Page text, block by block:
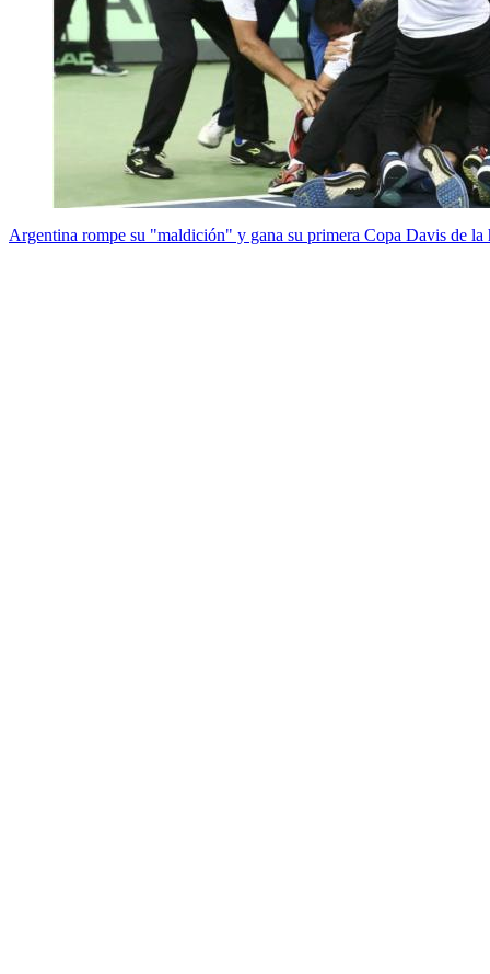
Argentina rompe su "maldición" y gana su primera Copa Davis de la